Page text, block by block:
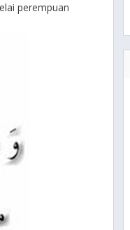
perempuan